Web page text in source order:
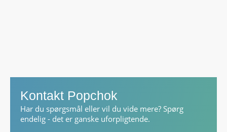
Kontakt Popchok
Har du spørgsmål eller vil du vide mere? Spørg
endelig - det er ganske uforpligtende.